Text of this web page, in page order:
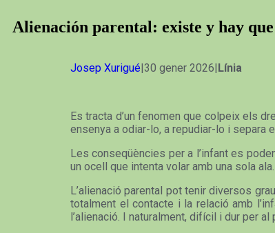
Alienación parental: existe y hay
Josep Xurigué|30 gener 2026|Línia
Es tracta d’un fenomen que colpeix els
ensenya a odiar-lo, a repudiar-lo i separa
Les conseqüències per a l’infant es
un ocell que intenta volar amb una sola ala.
L’alienació parental pot tenir diversos
totalment el contacte i la relació amb
l’alienació. I naturalment, difícil i dur per